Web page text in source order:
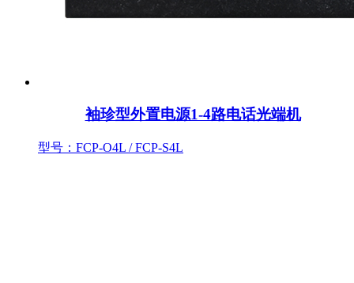
袖珍型外置电源1-4路电话光端机
型号：FCP-O4L / FCP-S4L